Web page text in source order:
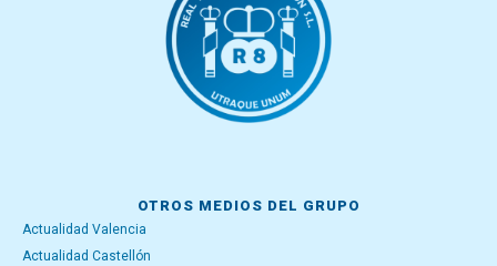
OTROS MEDIOS DEL GRUPO
Actualidad Valencia
Actualidad Castellón